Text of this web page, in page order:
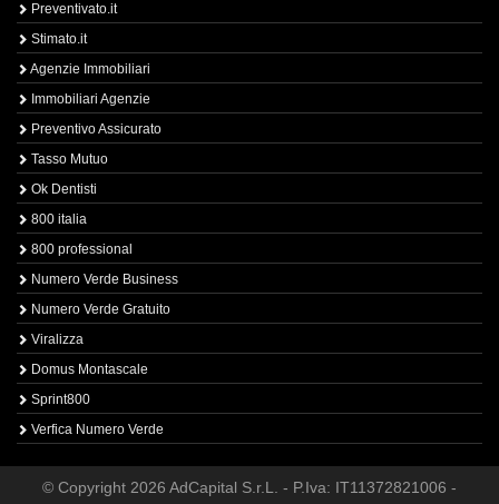
Preventivato.it
Stimato.it
Agenzie Immobiliari
Immobiliari Agenzie
Preventivo Assicurato
Tasso Mutuo
Ok Dentisti
800 italia
800 professional
Numero Verde Business
Numero Verde Gratuito
Viralizza
Domus Montascale
Sprint800
Verfica Numero Verde
© Copyright 2026 AdCapital S.r.L. - P.Iva: IT11372821006 -